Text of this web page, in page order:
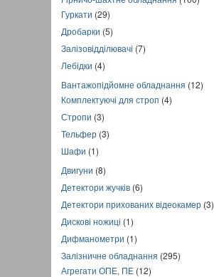
Гуркати (29)
Дробарки (5)
Залізовідділювачі (7)
Лебідки (4)
Вантажопідйомне обладнання (12)
Комплектуючі для строп (4)
Стропи (3)
Тельфер (3)
Шафи (1)
Двигуни (8)
Детектори жучків (6)
Детектори прихованих відеокамер (3)
Дискові ножиці (1)
Дифманометри (1)
Залізничне обладнання (295)
Агрегати ОПЕ, ПЕ (12)